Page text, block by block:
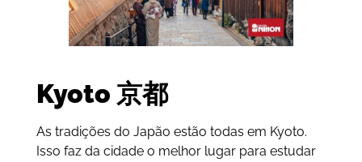
Kyoto 京都
As tradições do Japão estão todas em Kyoto.
Isso faz da cidade o melhor lugar para estudar